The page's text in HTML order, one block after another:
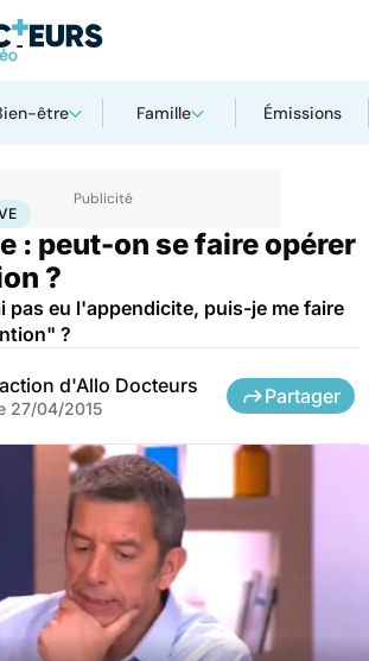
être Famille Émissions
Chirurgie digestive
: peut-on se faire opérer
?
pas eu l'appendicite, puis-je me faire
?
d'Allo Docteurs
27/04/2015
Partager